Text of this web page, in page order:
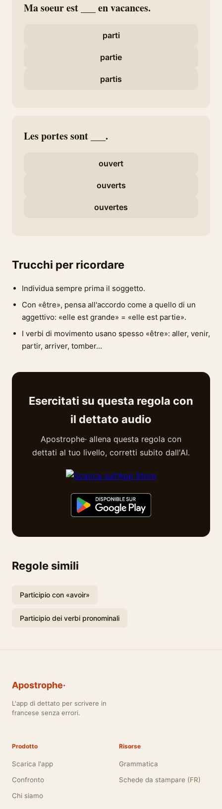
Ma soeur est ___ en vacances.
parti
partie
partis
Les portes sont ___.
ouvert
ouverts
ouvertes
Trucchi per ricordare
Individua sempre prima il soggetto.
Con «être», pensa all'accordo come a quello di un
aggettivo: «elle est grande» = «elle est partie».
I verbi di movimento usano spesso «être»: aller, venir,
partir, arriver, tomber...
Esercitati su questa regola con
il dettato audio
Apostrophe· allena questa regola con
dettati al tuo livello, corretti subito dall'AI.
Regole simili
Participio con «avoir»
Participio dei verbi pronominali
Apostrophe·
L'app di dettato per scrivere in
francese senza errori.
Prodotto
Scarica l'app
Confronto
Chi siamo
Risorse
Grammatica
Schede da stampare (FR)